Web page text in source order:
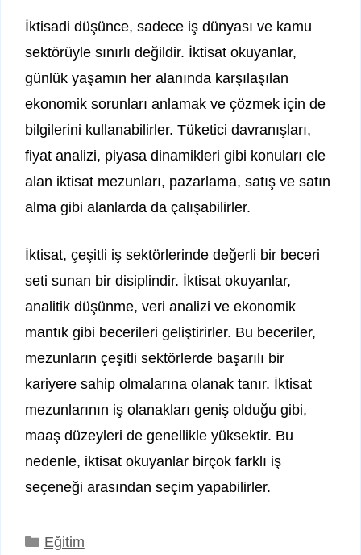
İktisadi düşünce, sadece iş dünyası ve kamu
sektörüyle sınırlı değildir. İktisat okuyanlar,
günlük yaşamın her alanında karşılaşılan
ekonomik sorunları anlamak ve çözmek için de
bilgilerini kullanabilirler. Tüketici davranışları,
fiyat analizi, piyasa dinamikleri gibi konuları ele
alan iktisat mezunları, pazarlama, satış ve satın
alma gibi alanlarda da çalışabilirler.
İktisat, çeşitli iş sektörlerinde değerli bir beceri
seti sunan bir disiplindir. İktisat okuyanlar,
analitik düşünme, veri analizi ve ekonomik
mantık gibi becerileri geliştirirler. Bu beceriler,
mezunların çeşitli sektörlerde başarılı bir
kariyere sahip olmalarına olanak tanır. İktisat
mezunlarının iş olanakları geniş olduğu gibi,
maaş düzeyleri de genellikle yüksektir. Bu
nedenle, iktisat okuyanlar birçok farklı iş
seçeneği arasından seçim yapabilirler.
Kategoriler
Eğitim